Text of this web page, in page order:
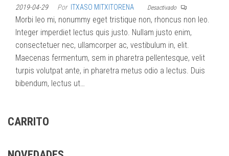
2019-04-29 Por ITXASO MITXITORENA Desactivado
Morbi leo mi, nonummy eget tristique non, rhoncus non leo.
Integer imperdiet lectus quis justo. Nullam justo enim,
consectetuer nec, ullamcorper ac, vestibulum in, elit.
Maecenas fermentum, sem in pharetra pellentesque, velit
turpis volutpat ante, in pharetra metus odio a lectus. Duis
bibendum, lectus ut…
CARRITO